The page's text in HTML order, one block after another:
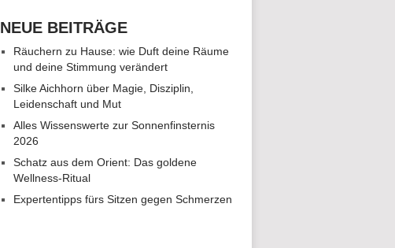
NEUE BEITRÄGE
Räuchern zu Hause: wie Duft deine Räume
und deine Stimmung verändert
Silke Aichhorn über Magie, Disziplin,
Leidenschaft und Mut
Alles Wissenswerte zur Sonnenfinsternis
2026
Schatz aus dem Orient: Das goldene
Wellness-Ritual
Expertentipps fürs Sitzen gegen Schmerzen